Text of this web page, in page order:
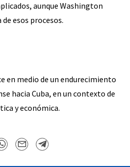
aunque Washington
esos procesos.
en medio de un endurecimiento
hacia Cuba, en un contexto de
y económica.